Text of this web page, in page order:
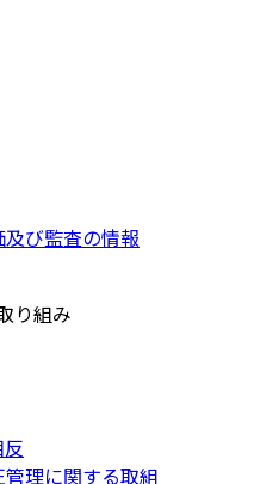
び監査の情報
り組み
理に関する取組